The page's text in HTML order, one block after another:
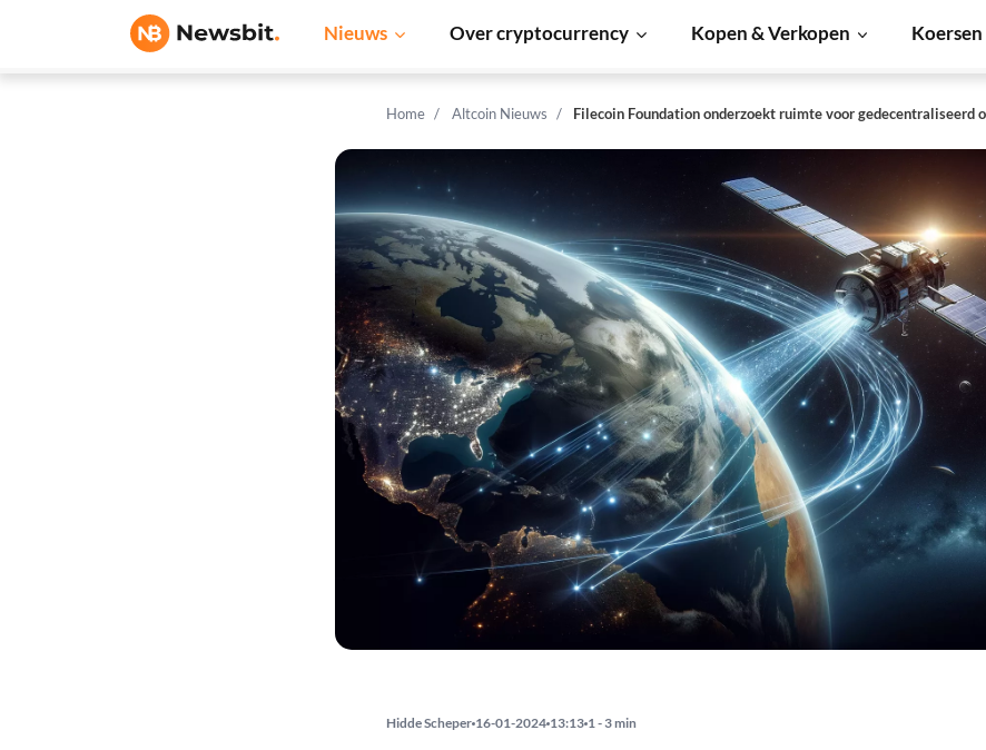
Nieuws Over cryptocurrency Kopen & Verkopen Koersen
Home Altcoin Nieuws Filecoin Foundation onderzoekt ruimte voor gedecentraliseerd
Hidde Scheper 16-01-2024 13:13 1 - 3 min